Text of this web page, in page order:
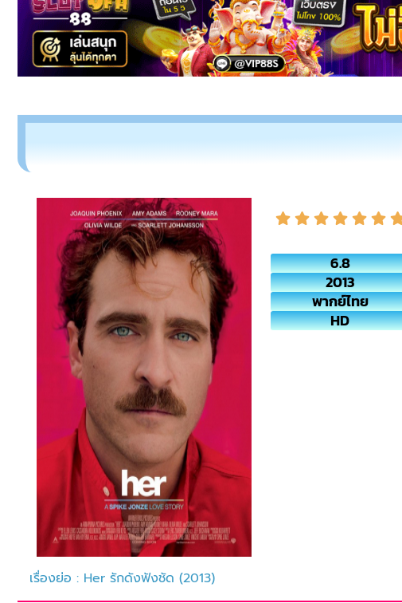
6.8
2013
พากย์ไทย
HD
เรื่องย่อ : Her รักดังฟังชัด (2013)